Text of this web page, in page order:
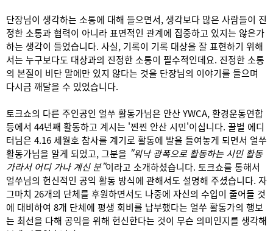
단장님이 생각하는 소통에 대해 들으면서, 생각보다 많은 사람들이 진
정한 소통과 협력이 아니라 표면적인 관계에 집중하고 있지는 않은가
하는 생각이 들었습니다. 사실, 기록이 기록 대상을 잘 표현하기 위해
서는 누구보다도 대상과의 진정한 소통이 필수적인데요. 진정한 소통
의 본질이 비단 말에만 있지 않다는 것을 단장님의 이야기를 들으며
다시금 깨달을 수 있었습니다.
토크쇼의 다른 주인공인 얼쑤 활동가님은 안산 YWCA, 환경운동연합
등에서 44년째 활동하고 계시는 '찐찐 안산 시민'이십니다. 꿀벌 에디
터님은 4.16 세월호 참사를 계기로 활동에 발을 들여놓게 되면서 얼쑤
활동가님을 알게 되었고, 그분을 "워낙 광폭으로 활동하는 시민 활동
가라서 어디 가나 계신 분"이라고 소개하셨습니다. 토크쇼를 통해서
얼쑤님의 헌신적인 공익 활동 방식에 관해서도 설명해 주셨습니다. 자
그마치 26개의 단체를 후원하면서도 나중에 자신의 수입이 줄어들 것
에 대비하여 8개 단체에 평생 회비를 납부했다는 얼쑤 활동가의 행보
는 최선을 다해 공익을 위해 헌신한다는 것이 무슨 의미인지를 생각해